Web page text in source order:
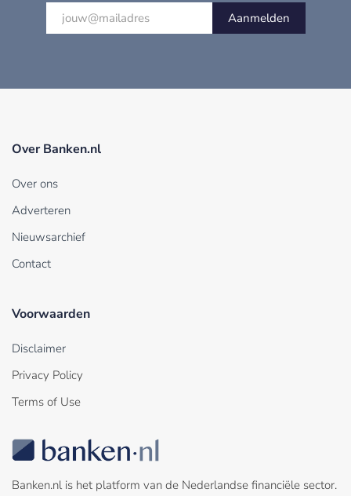
Aanmelden
Over Banken.nl
Over ons
Adverteren
Nieuwsarchief
Contact
Voorwaarden
Disclaimer
Privacy Policy
Terms of Use
Banken.nl is het platform van de Nederlandse financiële sector.